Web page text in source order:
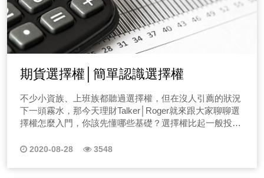
期貨選擇權│簡單認識選擇權
不少小資族、上班族都聽過選擇權，但在沒人引薦的狀況
下一頭霧水，那今天理財Talker│Roger就來跟大家聊聊選
擇權怎麼入門，你該先懂哪些基礎？選擇權比起一般投資
來講幾個重點：
2020-08-28 3548